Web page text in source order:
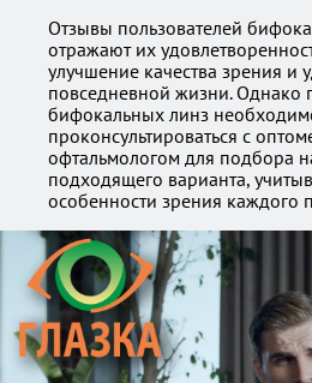
Отзывы пользователей
отражают их
улучшение качества зрения и
повседневной жизни. Однако
бифокальных линз
проконсультироваться с
офтальмологом для подбора
подходящего варианта,
особенности зрения каждого